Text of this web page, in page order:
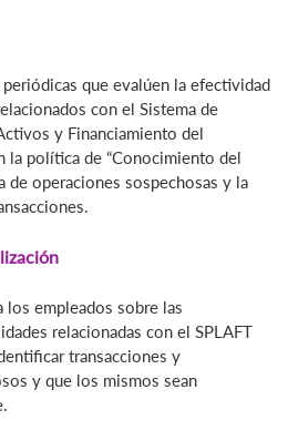
que evalúen la efectividad
con el Sistema de
y Financiamiento del
la política de “Conocimiento del
de operaciones sospechosas y la
los empleados sobre las
relacionadas con el SPLAFT
transacciones y
y que los mismos sean